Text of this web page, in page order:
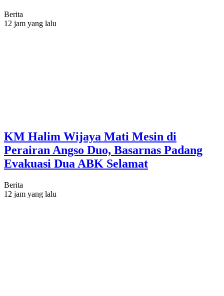
Berita
12 jam yang lalu
KM Halim Wijaya Mati Mesin di
Perairan Angso Duo, Basarnas Padang
Evakuasi Dua ABK Selamat
Berita
12 jam yang lalu